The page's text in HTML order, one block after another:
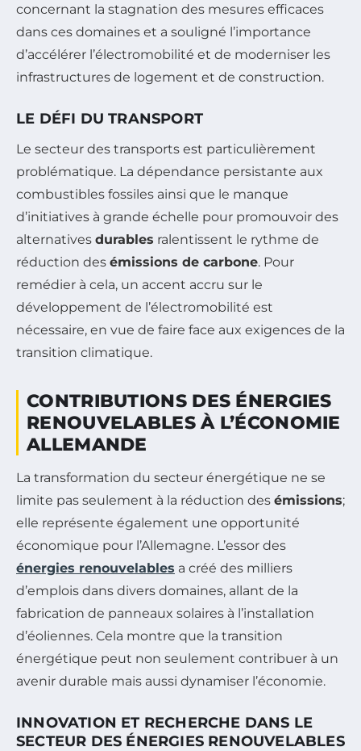
concernant la stagnation des mesures efficaces
dans ces domaines et a souligné l’importance
d’accélérer l’électromobilité et de moderniser les
infrastructures de logement et de construction.
LE DÉFI DU TRANSPORT
Le secteur des transports est particulièrement
problématique. La dépendance persistante aux
combustibles fossiles ainsi que le manque
d’initiatives à grande échelle pour promouvoir des
alternatives durables ralentissent le rythme de
réduction des émissions de carbone. Pour
remédier à cela, un accent accru sur le
développement de l’électromobilité est
nécessaire, en vue de faire face aux exigences de la
transition climatique.
CONTRIBUTIONS DES ÉNERGIES
RENOUVELABLES À L’ÉCONOMIE
ALLEMANDE
La transformation du secteur énergétique ne se
limite pas seulement à la réduction des émissions;
elle représente également une opportunité
économique pour l’Allemagne. L’essor des
énergies renouvelables a créé des milliers
d’emplois dans divers domaines, allant de la
fabrication de panneaux solaires à l’installation
d’éoliennes. Cela montre que la transition
énergétique peut non seulement contribuer à un
avenir durable mais aussi dynamiser l’économie.
INNOVATION ET RECHERCHE DANS LE
SECTEUR DES ÉNERGIES RENOUVELABLES